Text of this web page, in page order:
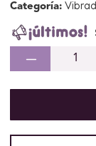
Categoría: